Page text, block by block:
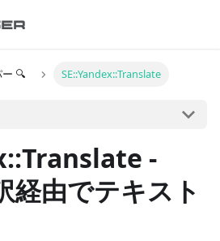
🔍 SE::Yandex::Translate
-
経由でテキスト